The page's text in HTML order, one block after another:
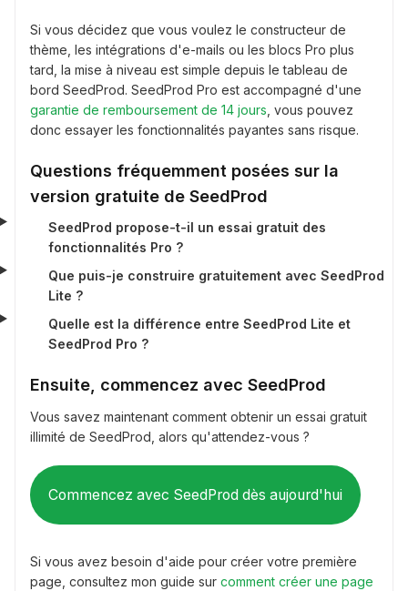
Si vous décidez que vous voulez le constructeur de
thème, les intégrations d'e-mails ou les blocs Pro plus
tard, la mise à niveau est simple depuis le tableau de
bord SeedProd. SeedProd Pro est accompagné d'une
garantie de remboursement de 14 jours , vous pouvez
donc essayer les fonctionnalités payantes sans risque.
Questions fréquemment posées sur la
version gratuite de SeedProd
SeedProd propose-t-il un essai gratuit des
fonctionnalités Pro ?
Que puis-je construire gratuitement avec SeedProd
Lite ?
Quelle est la différence entre SeedProd Lite et
SeedProd Pro ?
Ensuite, commencez avec SeedProd
Vous savez maintenant comment obtenir un essai gratuit
illimité de SeedProd, alors qu'attendez-vous ?
Commencez avec SeedProd dès aujourd'hui
Si vous avez besoin d'aide pour créer votre première
page, consultez mon guide sur comment créer une page